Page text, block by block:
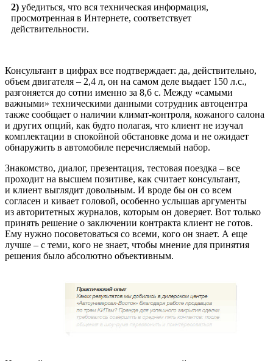
2) убедиться, что вся техническая информация,
просмотренная в Интернете, соответствует
действительности.
Консультант в цифрах все подтверждает: да, действительно,
объем двигателя – 2,4 л, он на самом деле выдает 150 л.с.,
разгоняется до сотни именно за 8,6 с. Между «самыми
важными» техническими данными сотрудник автоцентра
также сообщает о наличии климат-контроля, кожаного салона
и других опций, как будто полагая, что клиент не изучал
комплектации в спокойной обстановке дома и не ожидает
обнаружить в автомобиле перечисляемый набор.
Знакомство, диалог, презентация, тестовая поездка – все
проходит на высшем позитиве, как считает консультант,
и клиент выглядит довольным. И вроде бы он со всем
согласен и кивает головой, особенно услышав аргументы
из авторитетных журналов, которым он доверяет. Вот только
принять решение о заключении контракта клиент не готов.
Ему нужно посоветоваться со всеми, кого он знает. А еще
лучше – с теми, кого не знает, чтобы мнение для принятия
решения было абсолютно объективным.